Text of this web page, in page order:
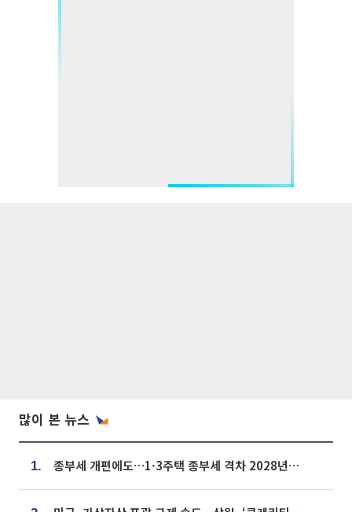
많이 본 뉴스
1. 종부세 개편에도…1·3주택 종부세 격차 2028년부터 확대